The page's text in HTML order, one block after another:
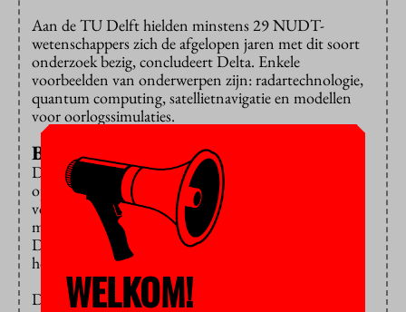
Aan de TU Delft hielden minstens 29 NUDT-
wetenschappers zich de afgelopen jaren met dit soort
onderzoek bezig, concludeert Delta. Enkele
voorbeelden van onderwerpen zijn: radartechnologie,
quantum computing, satellietnavigatie en modellen
voor oorlogssimulaties.
Bedoelingen
De vraag is wat er vervolgens gebeurt met die
opgedane onderzoekservaring, en wie daar op let. Een
volledig overzicht van alle samenwerkingsverbanden
met China ontbreekt aan de TU Delft, ontdekte
Delta. De universiteit blijkt ook niet altijd op de
hoogte van de bedoelingen van Chinese promovendi.
De redactie spitte 115 publicaties door waar Chinese
WELKOM!